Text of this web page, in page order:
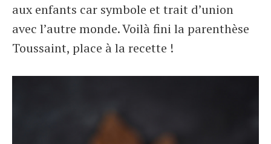
aux enfants car symbole et trait d’union
avec l’autre monde. Voilà fini la parenthèse
Toussaint, place à la recette !